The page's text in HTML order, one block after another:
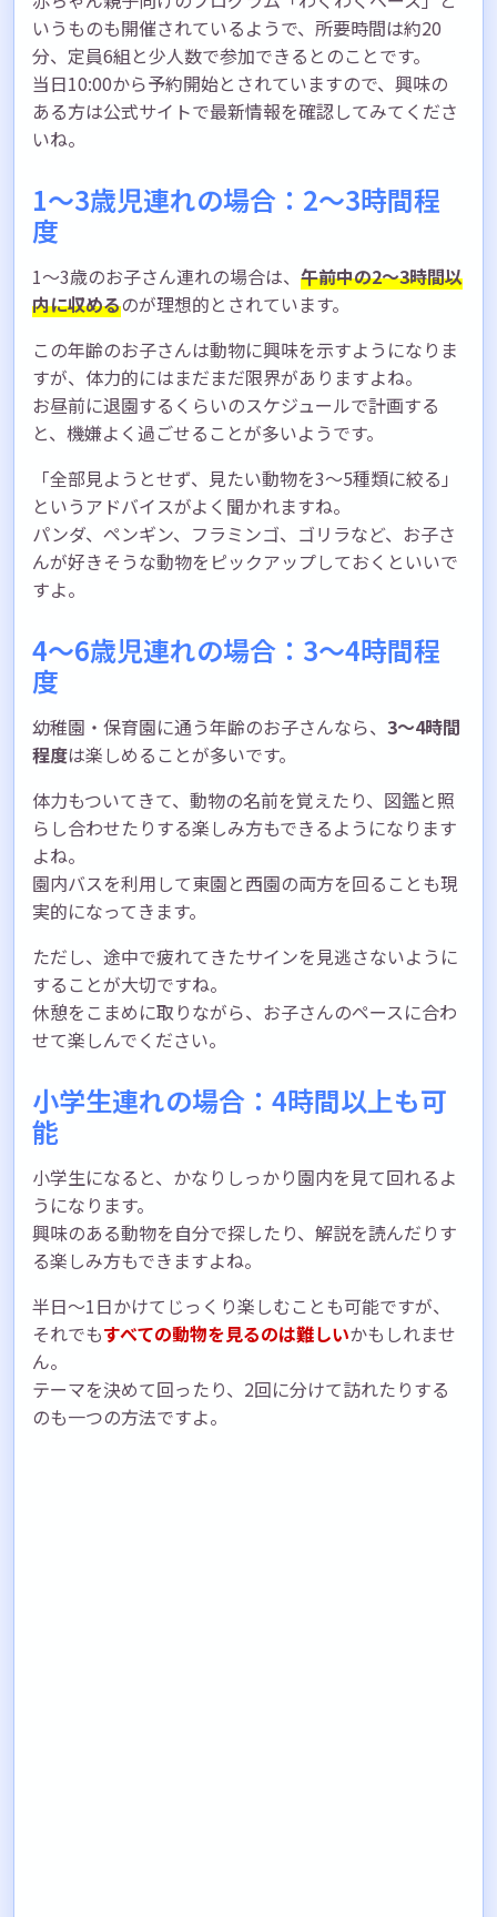
いうものも開催されているようで、所要時間は約20
分、定員6組と少人数で参加できるとのことです。
当日10:00から予約開始とされていますので、興味の
ある方は公式サイトで最新情報を確認してみてくださ
いね。
1〜3歳児連れの場合：2〜3時間程
度
1〜3歳のお子さん連れの場合は、 午前中の2〜3時間以
内に収めるのが理想的とされています。
この年齢のお子さんは動物に興味を示すようになりま
すが、体力的にはまだまだ限界がありますよね。
お昼前に退園するくらいのスケジュールで計画する
と、機嫌よく過ごせることが多いようです。
「全部見ようとせず、見たい動物を3〜5種類に絞る」
というアドバイスがよく聞かれますね。
パンダ、ペンギン、フラミンゴ、ゴリラなど、お子さ
んが好きそうな動物をピックアップしておくといいで
すよ。
4〜6歳児連れの場合：3〜4時間程
度
幼稚園・保育園に通う年齢のお子さんなら、 3〜4時間
程度は楽しめることが多いです。
体力もついてきて、動物の名前を覚えたり、図鑑と照
らし合わせたりする楽しみ方もできるようになります
よね。
園内バスを利用して東園と西園の両方を回ることも現
実的になってきます。
ただし、途中で疲れてきたサインを見逃さないように
することが大切ですね。
休憩をこまめに取りながら、お子さんのペースに合わ
せて楽しんでください。
小学生連れの場合：4時間以上も可
能
小学生になると、かなりしっかり園内を見て回れるよ
うになります。
興味のある動物を自分で探したり、解説を読んだりす
る楽しみ方もできますよね。
半日〜1日かけてじっくり楽しむことも可能ですが、
それでもすべての動物を見るのは難しいかもしれませ
ん。
テーマを決めて回ったり、2回に分けて訪れたりする
のも一つの方法ですよ。